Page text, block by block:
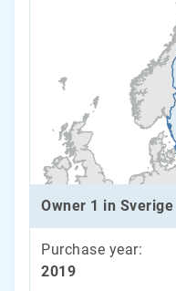
Owner 1 in Sverige
Purchase year:
2019